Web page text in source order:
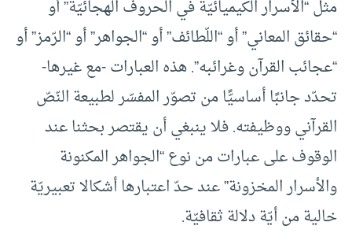
مثل “الأسرار الكيميائيّة في الحروف الهجائيّة” أو
“حقائق المعاني” أو “اللّطائف” أو “الجواهر” أو “الرّمز” أو
“عجائب القرآن وغرائبه”. هذه العبارات -مع غيرها-
تحدّد جانبًا أساسيًّا من تصوّر المفسّر لطبيعة النّصّ
القرآني ووظيفته. فلا ينبغي أن يقتصر بحثنا عند
الوقوف على عبارات من نوع “الجواهر المكنونة
والأسرار المخزونة” عند حدّ اعتبارها أشكالا تعبيريّة
خالية من أيّة دلالة ثقافيّة.